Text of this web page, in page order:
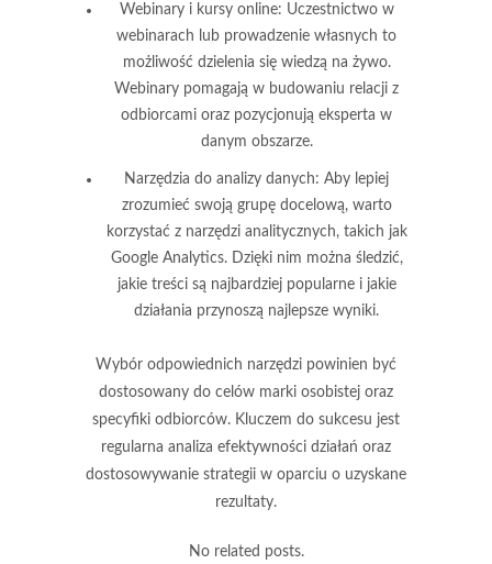
Webinary i kursy online: Uczestnictwo w
webinarach lub prowadzenie własnych to
możliwość dzielenia się wiedzą na żywo.
Webinary pomagają w budowaniu relacji z
odbiorcami oraz pozycjonują eksperta w
danym obszarze.
Narzędzia do analizy danych: Aby lepiej
zrozumieć swoją grupę docelową, warto
korzystać z narzędzi analitycznych, takich jak
Google Analytics. Dzięki nim można śledzić,
jakie treści są najbardziej popularne i jakie
działania przynoszą najlepsze wyniki.
Wybór odpowiednich narzędzi powinien być
dostosowany do celów marki osobistej oraz
specyfiki odbiorców. Kluczem do sukcesu jest
regularna analiza efektywności działań oraz
dostosowywanie strategii w oparciu o uzyskane
rezultaty.
No related posts.